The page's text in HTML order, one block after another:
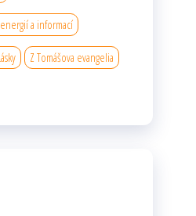
a informací
Z Tomášova evangelia